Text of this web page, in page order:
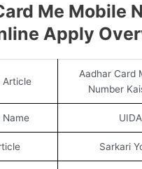
Me Mobile
Apply
Article
Aadhar Card
Number
Name
Sarkari